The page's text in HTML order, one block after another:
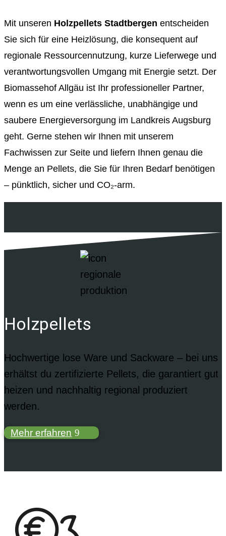
Mit unseren Holzpellets Stadtbergen entscheiden
Sie sich für eine Heizlösung, die konsequent auf
regionale Ressourcennutzung, kurze Lieferwege und
verantwortungsvollen Umgang mit Energie setzt. Der
Biomassehof Allgäu ist Ihr professioneller Partner,
wenn es um eine verlässliche, unabhängige und
saubere Energieversorgung im Landkreis Augsburg
geht. Gerne stehen wir Ihnen mit unserem
Fachwissen zur Seite und liefern Ihnen genau die
Menge an Pellets, die Sie für Ihren Bedarf benötigen
– pünktlich, sicher und CO₂-arm.
Holzpellets
Hochwertige lose Ware und Sackware – bei uns
erhältst du zertifizierte Pellets, die garantiert gut
heizen und nachhaltig regional produziert
werden.
Mehr erfahren